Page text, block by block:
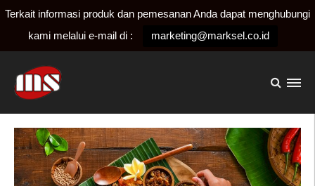
Terkait informasi produk dan pemesanan Anda dapat menghubungi
kami melalui e-mail di :
marketing@marksel.co.id